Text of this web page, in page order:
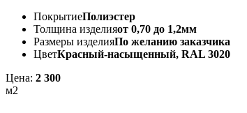
ПокрытиеПолиэстер
Толщина изделияот 0,70 до 1,2мм
Размеры изделияПо желанию заказчика
ЦветКрасный-насыщенный, RAL 3020
Цена: 2 300
м2